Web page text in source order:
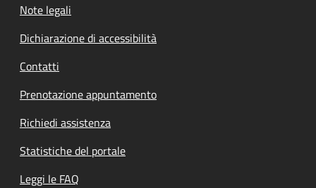
Note legali
Dichiarazione di accessibilità
Contatti
Prenotazione appuntamento
Richiedi assistenza
Statistiche del portale
Leggi le FAQ